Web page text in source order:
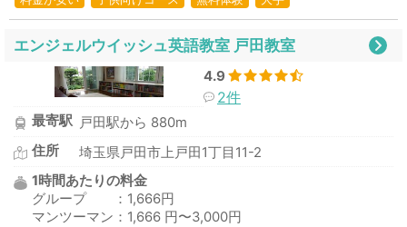
エンジェルウイッシュ英語教室 戸田教室
4.9
2件
最寄駅 戸田駅から 880m
住所
埼玉県戸田市上戸田1丁目11-2
1時間あたりの料金
グループ ：1,666円
マンツーマン：1,666 円〜3,000円